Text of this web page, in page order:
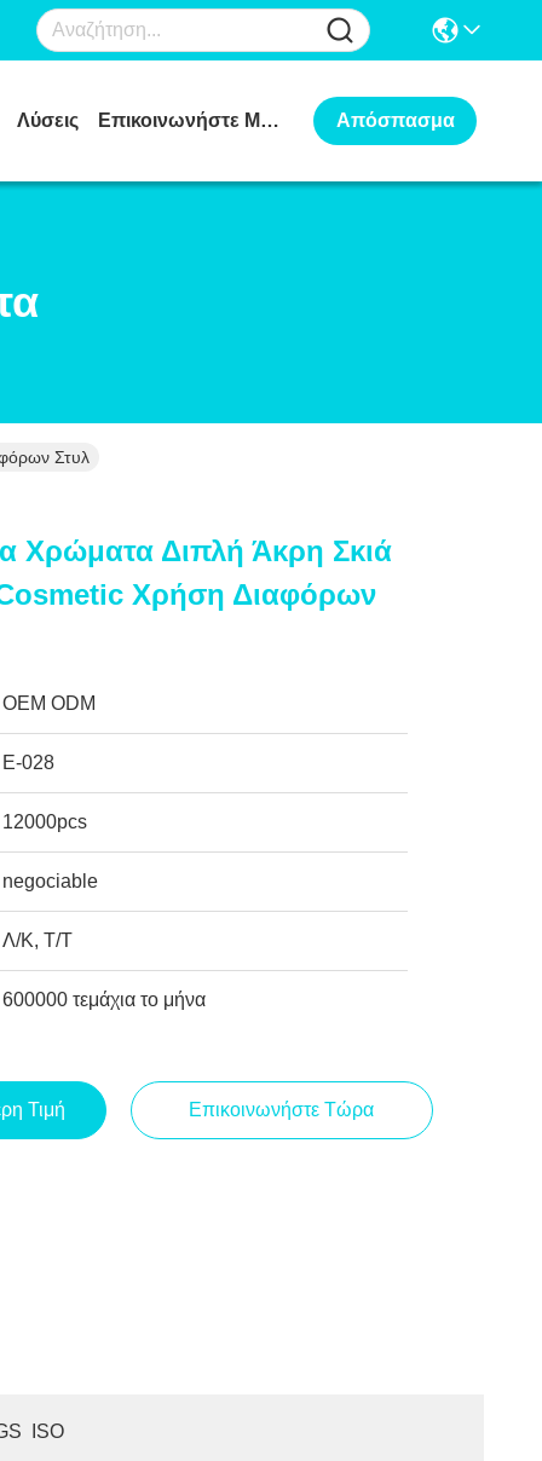
Λύσεις Επικοινωνήστε Μαζί Μας Απόσπασμα
Στυλ
Χρώματα Διπλή Άκρη Σκιά
Χρήση Διαφόρων
OEM ODM
Ε-028
12000pcs
negociable
Λ/Κ, Τ/Τ
600000 τεμάχια το μήνα
Τιμή Επικοινωνήστε Τώρα
ISO